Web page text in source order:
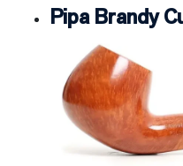
Pipa Brandy